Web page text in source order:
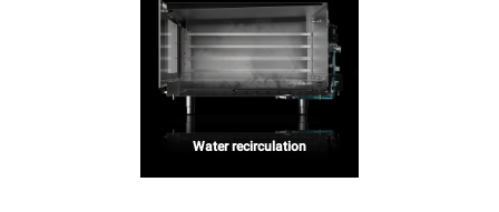
Water recirculation